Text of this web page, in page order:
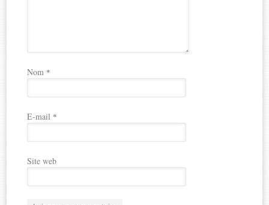
Nom *
E-mail *
Site web